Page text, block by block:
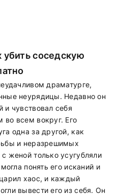
соседскую
драматурге,
неурядицы. Недавно он
и чувствовал себя
во всем вокруг. Его
одна за другой, как
и неразрешимых
женой только усугубляли
понять его исканий и
хаос, и каждый
вывести его из себя. Он